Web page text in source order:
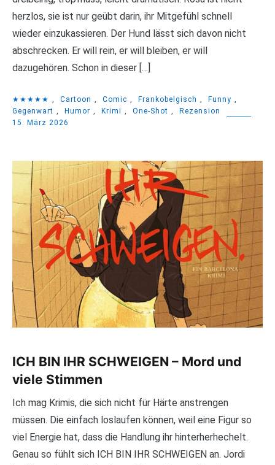
herzlos, sie ist nur geübt darin, ihr Mitgefühl schnell
wieder einzukassieren. Der Hund lässt sich davon nicht
abschrecken. Er will rein, er will bleiben, er will
dazugehören. Schon in dieser […]
★★★★★ , Cartoon , Comic , Frankobelgisch , Funny ,
Gegenwart , Humor , Krimi , One-Shot ,
Rezension
15. März 2026
ICH BIN IHR SCHWEIGEN – Mord und
viele Stimmen
Ich mag Krimis, die sich nicht für Härte anstrengen
müssen. Die einfach loslaufen können, weil eine Figur so
viel Energie hat, dass die Handlung ihr hinterherhechelt.
Genau so fühlt sich ICH BIN IHR SCHWEIGEN an. Jordi